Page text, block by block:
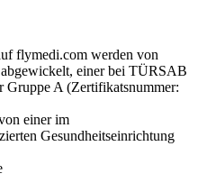
flymedi.com werden von
einer bei TÜRSAB
Gruppe A (Zertifikatsnummer:
einer im
Gesundheitseinrichtung